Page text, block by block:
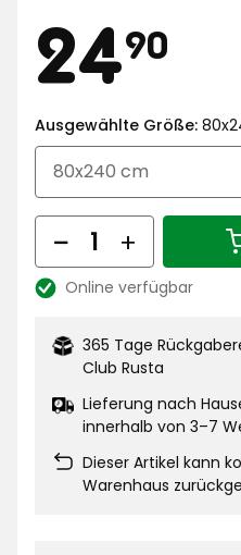
Preis
2490
€
Ausgewählte Größe:
Menge
Lagerbestand:
Online verfügbar
365 Tage
Club Rusta
Lieferung nach
innerhalb von 3–7
Dieser Artikel kann
Warenhaus